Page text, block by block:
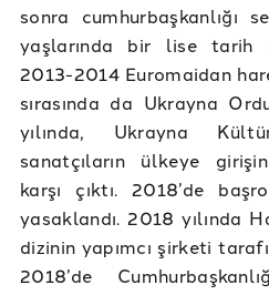
sonra cumhurbaşkanlığı
yaşlarında bir lise tarih
2013-2014 Euromaidan
sırasında da Ukrayna
yılında, Ukrayna
sanatçıların ülkeye
karşı çıktı. 2018’de
yasaklandı. 2018 yılında
dizinin yapımcı şirketi
2018’de